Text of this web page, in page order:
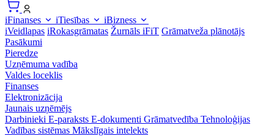
iFinanses iTiesības
iBizness
iVeidlapas iRokasgrāmatas Žurnāls iFiT Grāmatveža plānotājs
Pasākumi
Pieredze
Uzņēmuma vadība
Valdes loceklis
Finanses
Elektronizācija
Jaunais uzņēmējs
Darbinieki E-paraksts E-dokumenti Grāmatvedība Tehnoloģijas
Vadības sistēmas Mākslīgais intelekts